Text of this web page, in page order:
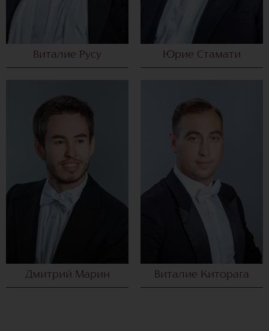
Виталие Русу Юрие Стамати
Дмитрий Марин Виталие Киторага